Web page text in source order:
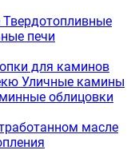
Твердотопливные
печи
для каминов
Уличные камины
облицовки
масле